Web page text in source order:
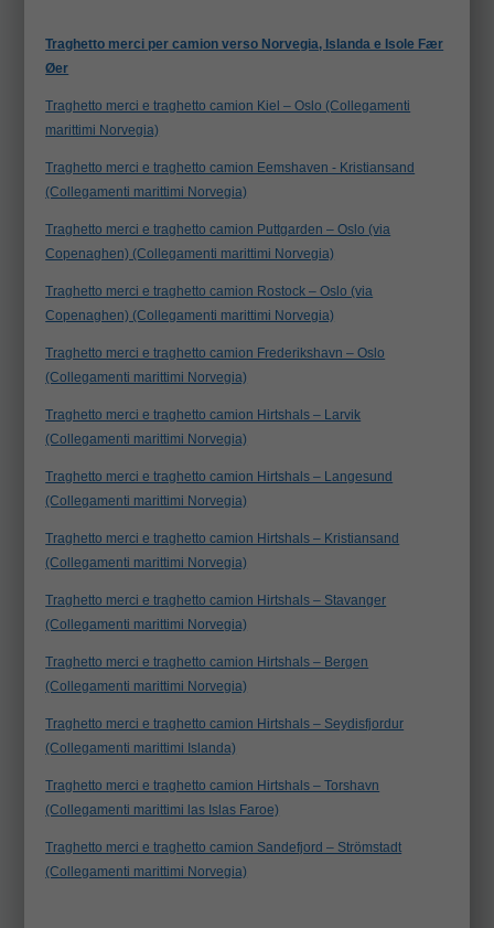
Traghetto merci per camion verso Norvegia, Islanda e Isole Fær
Øer
Traghetto merci e traghetto camion Kiel – Oslo (Collegamenti
marittimi Norvegia)
Traghetto merci e traghetto camion Eemshaven - Kristiansand
(Collegamenti marittimi Norvegia)
Traghetto merci e traghetto camion Puttgarden – Oslo (via
Copenaghen) (Collegamenti marittimi Norvegia)
Traghetto merci e traghetto camion Rostock – Oslo (via
Copenaghen) (Collegamenti marittimi Norvegia)
Traghetto merci e traghetto camion Frederikshavn – Oslo
(Collegamenti marittimi Norvegia)
Traghetto merci e traghetto camion Hirtshals – Larvik
(Collegamenti marittimi Norvegia)
Traghetto merci e traghetto camion Hirtshals – Langesund
(Collegamenti marittimi Norvegia)
Traghetto merci e traghetto camion Hirtshals – Kristiansand
(Collegamenti marittimi Norvegia)
Traghetto merci e traghetto camion Hirtshals – Stavanger
(Collegamenti marittimi Norvegia)
Traghetto merci e traghetto camion Hirtshals – Bergen
(Collegamenti marittimi Norvegia)
Traghetto merci e traghetto camion Hirtshals – Seydisfjordur
(Collegamenti marittimi Islanda)
Traghetto merci e traghetto camion Hirtshals – Torshavn
(Collegamenti marittimi las Islas Faroe)
Traghetto merci e traghetto camion Sandefjord – Strömstadt
(Collegamenti marittimi Norvegia)